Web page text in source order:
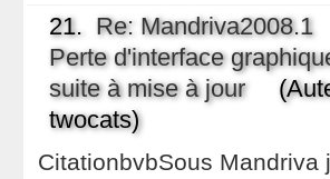
21. Re: Mandriva2008.1
Perte d'interface
suite à mise à jour
twocats)
CitationbvbSous